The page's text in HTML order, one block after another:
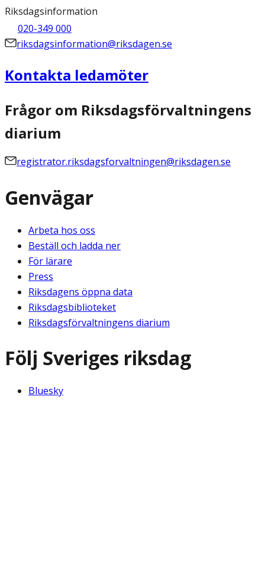
Riksdagsinformation
020-349 000
riksdagsinformation@riksdagen.se
Kontakta ledamöter
Frågor om Riksdagsförvaltningens
diarium
registrator.riksdagsforvaltningen@riksdagen.se
Genvägar
Arbeta hos oss
Beställ och ladda ner
För lärare
Press
Riksdagens öppna data
Riksdagsbiblioteket
Riksdagsförvaltningens diarium
Följ Sveriges riksdag
Bluesky